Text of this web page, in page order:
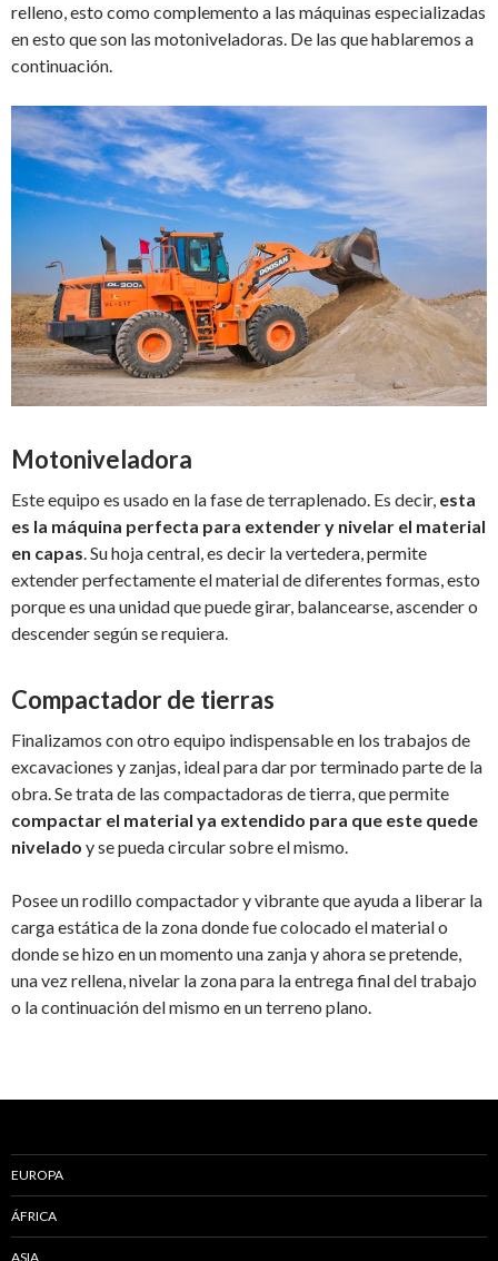
relleno, esto como complemento a las máquinas especializadas
en esto que son las motoniveladoras. De las que hablaremos a
continuación.
Motoniveladora
Este equipo es usado en la fase de terraplenado. Es decir, esta
es la máquina perfecta para extender y nivelar el material
en capas. Su hoja central, es decir la vertedera, permite
extender perfectamente el material de diferentes formas, esto
porque es una unidad que puede girar, balancearse, ascender o
descender según se requiera.
Compactador de tierras
Finalizamos con otro equipo indispensable en los trabajos de
excavaciones y zanjas, ideal para dar por terminado parte de la
obra. Se trata de las compactadoras de tierra, que permite
compactar el material ya extendido para que este quede
nivelado y se pueda circular sobre el mismo.
Posee un rodillo compactador y vibrante que ayuda a liberar la
carga estática de la zona donde fue colocado el material o
donde se hizo en un momento una zanja y ahora se pretende,
una vez rellena, nivelar la zona para la entrega final del trabajo
o la continuación del mismo en un terreno plano.
EUROPA
ÁFRICA
ASIA